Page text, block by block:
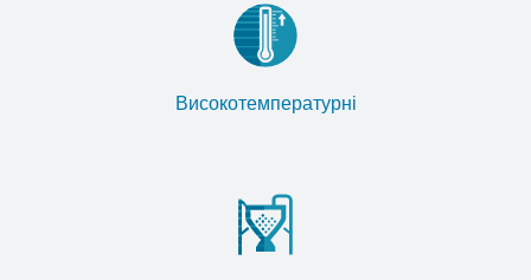
Високотемпературні